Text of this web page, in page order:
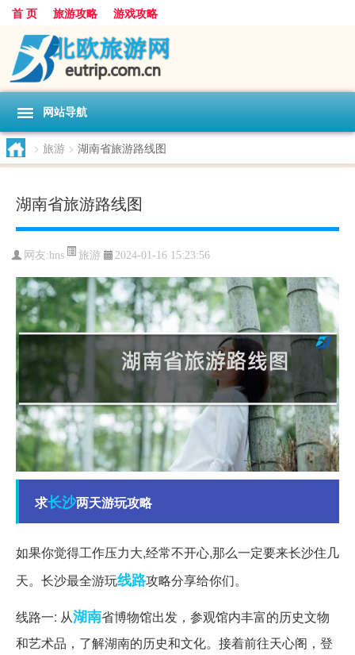
首 页 旅游攻略 游戏攻略
网站导航
> 旅游 > 湖南省旅游路线图
湖南省旅游路线图
网友:hns 旅游 2024-01-16 15:23:56
求长沙两天游玩攻略
如果你觉得工作压力大,经常不开心,那么一定要来长沙住几
天。长沙最全游玩线路攻略分享给你们。
线路一: 从湖南省博物馆出发，参观馆内丰富的历史文物
和艺术品，了解湖南的历史和文化。接着前往天心阁，登